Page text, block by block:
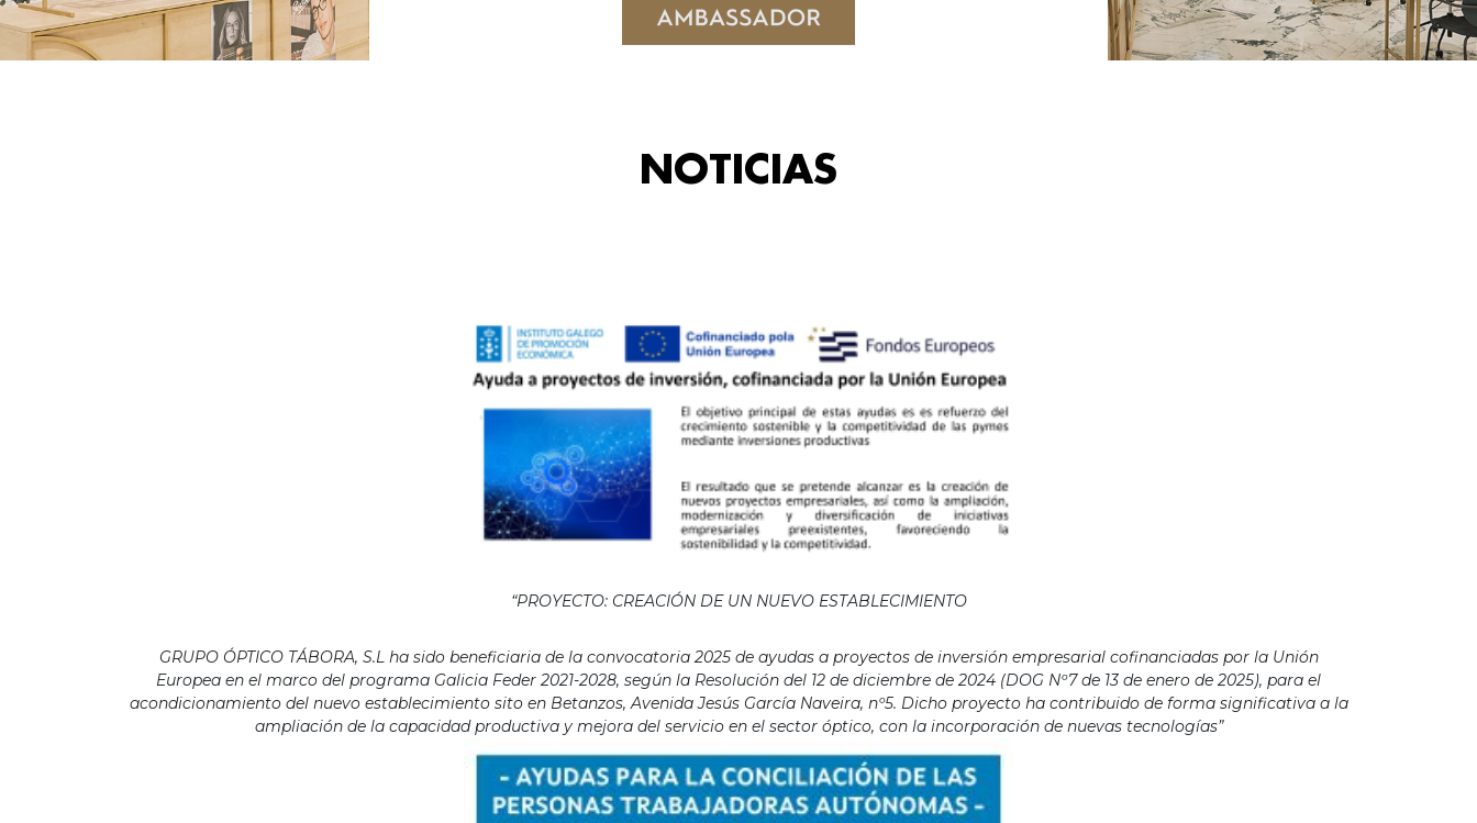
NOTICIAS
“PROYECTO: CREACIÓN DE UN NUEVO ESTABLECIMIENTO
GRUPO ÓPTICO TÁBORA, S.L ha sido beneficiaria de la convocatoria 2025 de ayudas a proyectos de inversión empresarial cofinanciadas por la Unión
Europea en el marco del programa Galicia Feder 2021-2028, según la Resolución del 12 de diciembre de 2024 (DOG Nº7 de 13 de enero de 2025), para el
acondicionamiento del nuevo establecimiento sito en Betanzos, Avenida Jesús García Naveira, nº5. Dicho proyecto ha contribuido de forma significativa a la
ampliación de la capacidad productiva y mejora del servicio en el sector óptico, con la incorporación de nuevas tecnologías”